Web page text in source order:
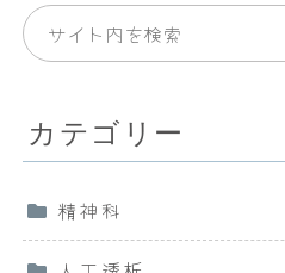
カテゴリー
精神科